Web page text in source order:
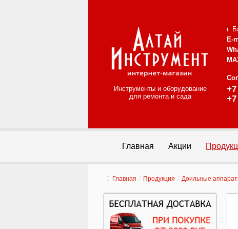
Инструменты и оборудование
для ремонта и сада
г.
E-
Главная Акции
Главная / Продукция / Доильные